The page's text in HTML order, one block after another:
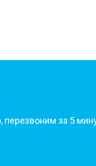
перезвоним за 5